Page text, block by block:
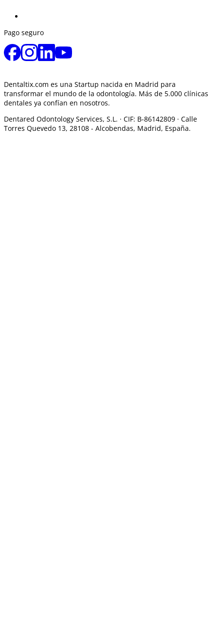
Pago seguro
Dentaltix.com es una Startup nacida en Madrid para
transformar el mundo de la odontología. Más de 5.000 clínicas
dentales ya confían en nosotros.
Dentared Odontology Services, S.L. · CIF: B-86142809 · Calle
Torres Quevedo 13, 28108 - Alcobendas, Madrid, España.